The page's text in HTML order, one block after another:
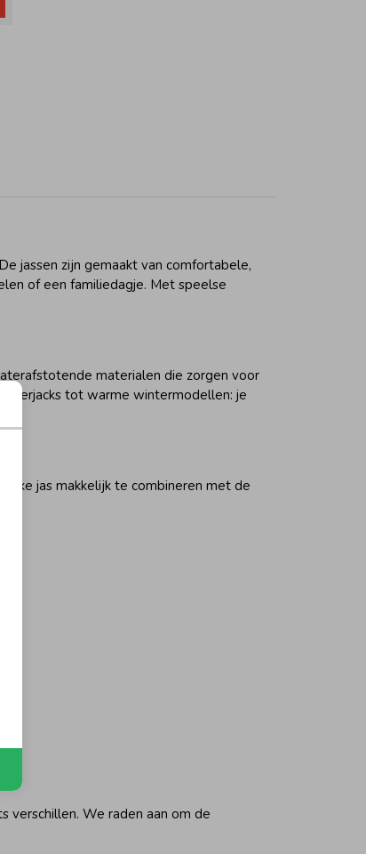
jassen zijn gemaakt van comfortabele,
of een familiedagje. Met speelse
materialen die zorgen voor
tot warme wintermodellen: je
jas makkelijk te combineren met de
verschillen. We raden aan om de